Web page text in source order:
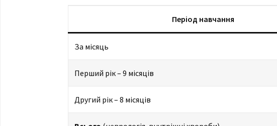
Період навчання
За місяць
Перший рік – 9 місяців
Другий рік – 8 місяців